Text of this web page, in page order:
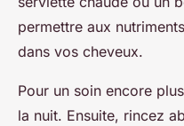
permettre aux
dans vos cheveux.
Pour un soin encore
la nuit. Ensuite, rincez